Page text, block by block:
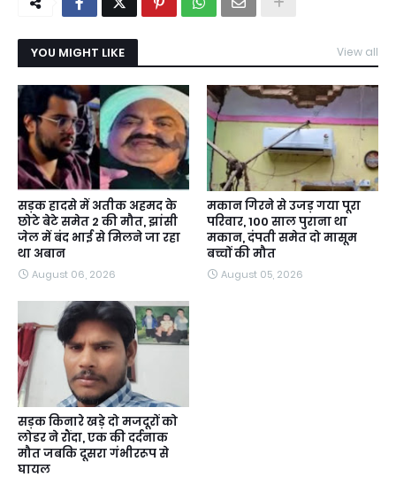
YOU MIGHT LIKE View all
सड़क हादसे में अतीक अहमद के
छोटे बेटे समेत 2 की मौत, झांसी
जेल में बंद भाई से मिलने जा रहा
था अबान
August 06, 2026
मकान गिरने से उजड़ गया पूरा
परिवार, 100 साल पुराना था
मकान, दंपती समेत दो मासूम
बच्चों की मौत
August 05, 2026
सड़क किनारे खड़े दो मजदूरों को
लोडर ने रौंदा, एक की दर्दनाक
मौत जबकि दूसरा गंभीररूप से
घायल